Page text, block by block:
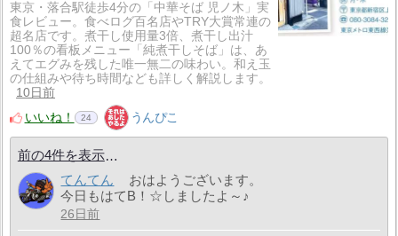
東京・落合駅徒歩4分の「中華そば 児ノ木」実
食レビュー。食べログ百名店やTRY大賞常連の
超名店です。煮干し使用量3倍、煮干し出汁
100％の看板メニュー「純煮干しそば」は、あ
えてエグみを残した唯一無二の味わい。和え玉
の仕組みや待ち時間なども詳しく解説します。
10日前
いいね！
24 うんぴこ
前の4件を表示
てんてん
おはようございます。
今日もはてB！☆しましたよ～♪
26日前